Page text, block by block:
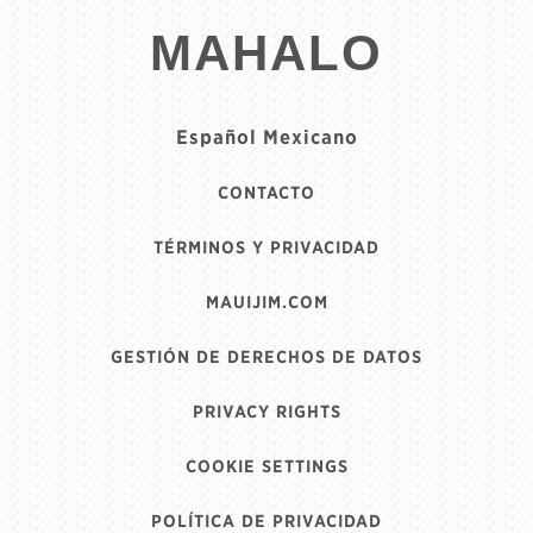
MAHALO
Español Mexicano
CONTACTO
TÉRMINOS Y PRIVACIDAD
MAUIJIM.COM
GESTIÓN DE DERECHOS DE DATOS
PRIVACY RIGHTS
COOKIE SETTINGS
POLÍTICA DE PRIVACIDAD